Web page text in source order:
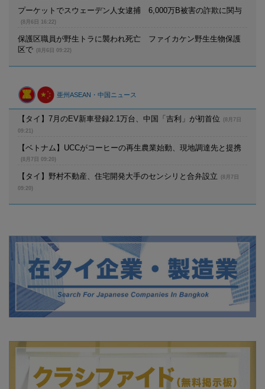
プーケットでスウェーデン人女逮捕 6,000万B被害の詐欺に関与
(8月6日 16:22)
保護区職員が野生トラに襲われ死亡 ファイカケン野生生物保護
区で
(8月6日 09:22)
亜州ASEAN・中国ニュース
【タイ】7月のEV新車登録2.1万台、中国「吉利」が初首位
(8月7日
09:21)
【ベトナム】UCCがコーヒーの再生農業始動、現地調達先と提携
(8月7日 09:20)
【タイ】野村不動産、住宅開発大手のセンシリと合弁設立
(8月7日
09:20)